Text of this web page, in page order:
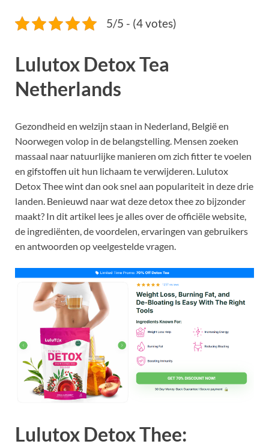
5/5 - (4 votes)
Lulutox Detox Tea
Netherlands
Gezondheid en welzijn staan in Nederland, België en
Noorwegen volop in de belangstelling. Mensen zoeken
massaal naar natuurlijke manieren om zich fitter te voelen
en gifstoffen uit hun lichaam te verwijderen. Lulutox
Detox Thee wint dan ook snel aan populariteit in deze drie
landen. Benieuwd naar wat deze detox thee zo bijzonder
maakt? In dit artikel lees je alles over de officiële website,
de ingrediënten, de voordelen, ervaringen van gebruikers
en antwoorden op veelgestelde vragen.
Lulutox Detox Thee: